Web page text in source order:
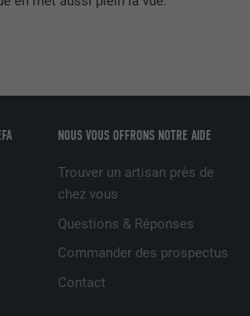
NOUS VOUS OFFRONS NOTRE AIDE
Trouver un artisan près de
chez vous
Questions & Réponses
Commander des prospectus
Contact
pour suivre l'utilisation de